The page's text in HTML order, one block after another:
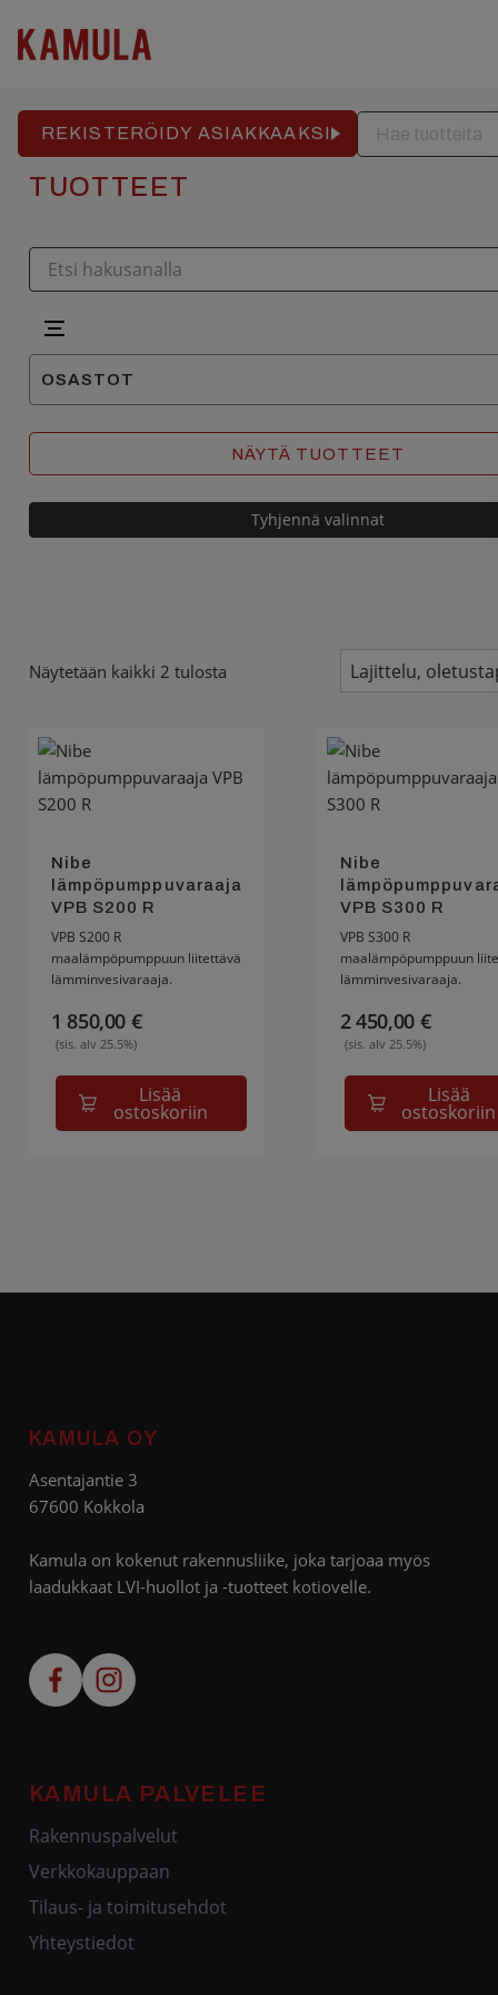
sisältöön
APTEEKKITALO
REKISTERÖIDY ASIAKKAAKSI
TUOTTEET
OSASTOT
NÄYTÄ TUOTTEET
Tyhjennä valinnat
Näytetään kaikki 2 tulosta
Nibe
lämpöpumppuvaraaja
VPB S200 R
VPB S200 R
maalämpöpumppuun liitettävä
lämminvesivaraaja.
Lisää
ostoskoriin
1 850,00 €
(sis. alv 25.5%)
Nibe
VPB S300 R
VPB S300 R
maalämpöpumppuun
lämminvesivaraaja.
Lisää
ostoskoriin
2 450,00 €
(sis. alv 25.5%)
KAMULA OY
Asentajantie 3
67600 Kokkola
Kamula on kokenut rakennusliike, joka tarjoaa myös
laadukkaat LVI-huollot ja -tuotteet kotiovelle.
KAMULA PALVELEE
Rakennuspalvelut
Verkkokauppaan
Tilaus- ja toimitusehdot
Yhteystiedot